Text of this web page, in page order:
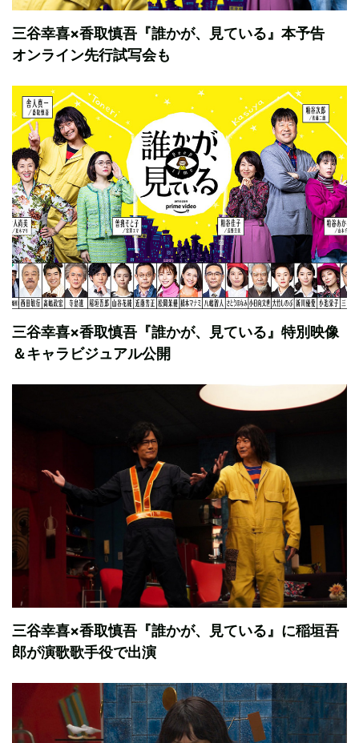
三谷幸喜×香取慎吾『誰かが、見ている』本予告
オンライン先行試写会も
三谷幸喜×香取慎吾『誰かが、見ている』特別映像
＆キャラビジュアル公開
三谷幸喜×香取慎吾『誰かが、見ている』に稲垣吾
郎が演歌歌手役で出演